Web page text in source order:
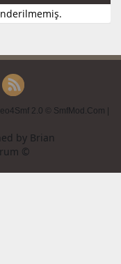
2.0 © SmfMod.Com |
by Brian
©